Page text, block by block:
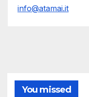
info@atamai.it
You missed